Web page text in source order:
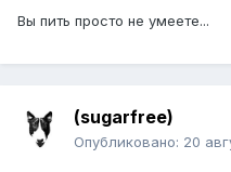
Вы пить просто не умеете...
(sugarfree)
Опубликовано: 20